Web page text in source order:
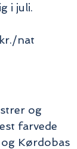
i juli.
nat
og
farvede
Kørdobas